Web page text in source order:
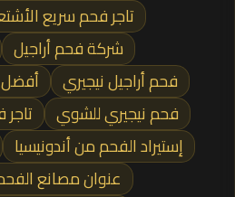
تاجر فحم سريع
شركة فحم أراجيل
فحم أراجيل نيجيري
فحم نيجيري للشوي
إستيراد الفحم من أندونيسيا
عنوان مصانع